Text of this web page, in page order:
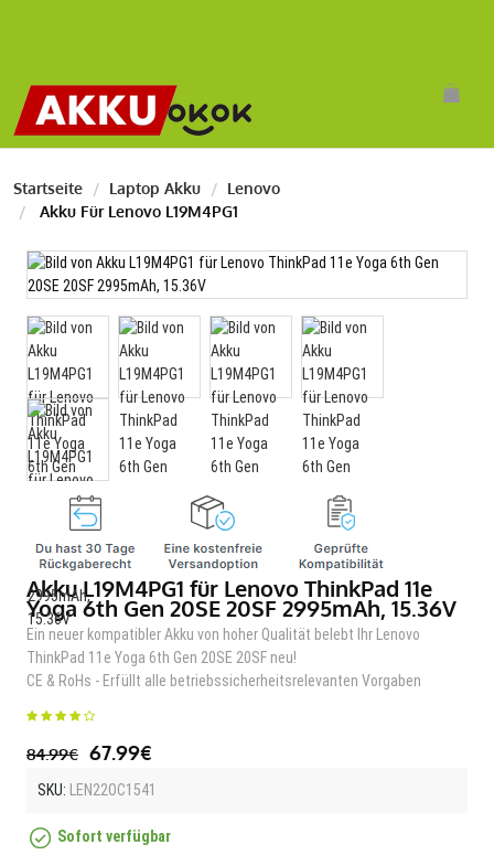
Startseite Laptop Akku
Lenovo
Akku Für Lenovo L19M4PG1
Akku L19M4PG1 für Lenovo ThinkPad 11e
Yoga 6th Gen 20SE 20SF 2995mAh, 15.36V
Ein neuer kompatibler Akku von hoher Qualität belebt Ihr Lenovo
ThinkPad 11e Yoga 6th Gen 20SE 20SF neu!
CE & RoHs - Erfüllt alle betriebssicherheitsrelevanten Vorgaben
84.99€ 67.99€
SKU: LEN22OC1541
Sofort verfügbar